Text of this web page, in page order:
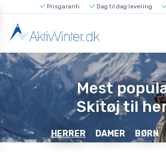
Prisgaranti Dag til dag levering
Mest
Skitøj til
HERRER DAMER BØRN